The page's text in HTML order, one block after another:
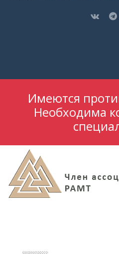
Имеются
Необходима